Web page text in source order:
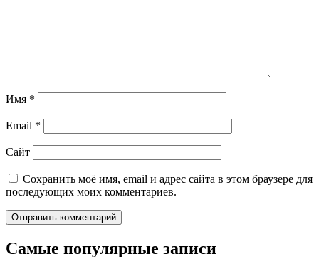
Имя *
Email *
Сайт
Сохранить моё имя, email и адрес сайта в этом браузере для
последующих моих комментариев.
Самые популярные записи